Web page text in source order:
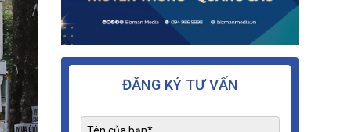
ĐĂNG KÝ TƯ VẤN